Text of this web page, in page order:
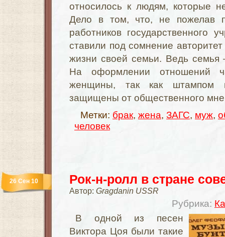
относилось к людям, которые
Дело в том, что, не пожелав
работников государственного
ставили под сомнение
жизни своей семьи. Ведь
На оформлении отношений
женщины, так как штампом
защищены от общественного
Метки: брак, жена, ЗАГС, муж,
человек
Рок-н-ролл в стране
Автор: Gragdanin USSR
Рубрика:
26 Сен 10
В одной из песен
Виктора Цоя были такие